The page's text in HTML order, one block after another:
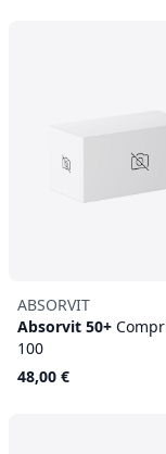
ABSORVIT
Absorvit 50+
100
48,00 €